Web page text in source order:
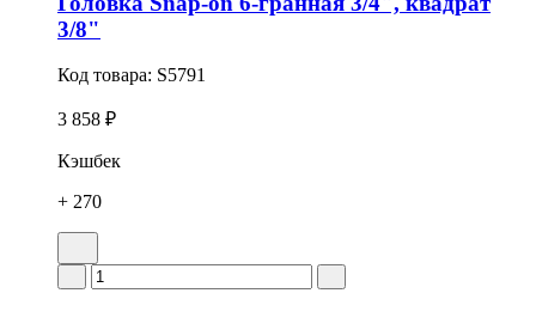
3/8"
Код товара: S5791
3 858 ₽
Кэшбек
+ 270